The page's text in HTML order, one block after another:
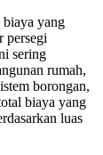
biaya yang
persegi
sering
rumah,
borongan,
biaya yang
luas